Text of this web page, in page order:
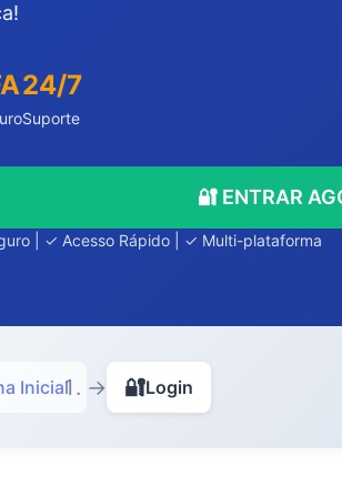
24/7
Suporte
🔐 ENTRAR
| ✓ Acesso Rápido | ✓ Multi-plataforma
Inicial → 🔐Login